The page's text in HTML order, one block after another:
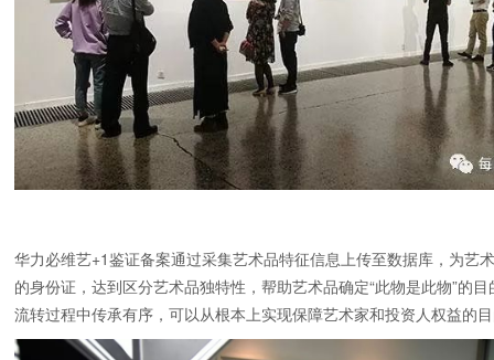
华力必维艺+1鉴证备案通过采集艺术品特征信息上传至数据库，为艺
的身份证，达到区分艺术品独特性，帮助艺术品确定“此物是此物”的
流转过程中传承有序，可以从根本上实现保障艺术家和投资人权益的